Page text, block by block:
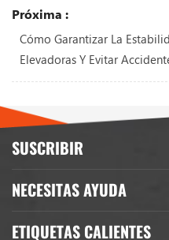
Próxima :
Cómo Garantizar La
Elevadoras Y Evitar
SUSCRIBIR
NECESITAS AYUDA
ETIQUETAS CALIENTES